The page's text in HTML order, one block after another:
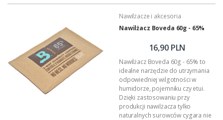
srebra w znacznym stopniu
zabezpiecza środowisko
wewnątrz humidora przed
rozwojem pleśni i grzybów, które
drogocenną kolekcję Państwa
Wystarczy...
Nawilżacze i akcesoria
Nawilżacz Boveda 60g - 65%
16,90 PLN
Nawilżacz Boveda 60g - 65% to
idealne narzędzie do utrzymania
odpowiedniej wilgotności w
humidorze, pojemniku czy etui.
Dzięki zastosowaniu przy
produkcji nawilżacza tylko
naturalnych surowców cygara nie